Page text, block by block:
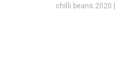
chilli beans 2020